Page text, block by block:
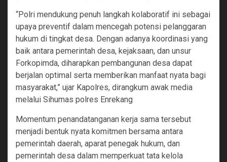
“Polri mendukung penuh langkah kolaboratif ini sebagai
upaya preventif dalam mencegah potensi pelanggaran
hukum di tingkat desa. Dengan adanya koordinasi yang
baik antara pemerintah desa, kejaksaan, dan unsur
Forkopimda, diharapkan pembangunan desa dapat
berjalan optimal serta memberikan manfaat nyata bagi
masyarakat,” ujar Kapolres, dirangkum awak media
melalui Sihumas polres Enrekang
Momentum penandatanganan kerja sama tersebut
menjadi bentuk nyata komitmen bersama antara
pemerintah daerah, aparat penegak hukum, dan
pemerintah desa dalam memperkuat tata kelola